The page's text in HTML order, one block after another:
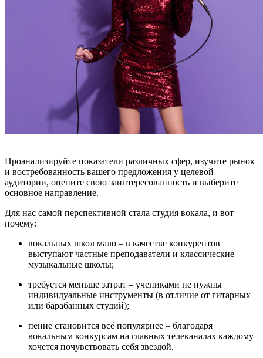
Проанализируйте показатели различных сфер, изучите рынок
и востребованность вашего предложения у целевой
аудитории, оцените свою заинтересованность и выберите
основное направление.
Для нас самой перспективной стала студия вокала, и вот
почему:
вокальных школ мало – в качестве конкурентов
выступают частные преподаватели и классические
музыкальные школы;
требуется меньше затрат – учениками не нужны
индивидуальные инструменты (в отличие от гитарных
или барабанных студий);
пение становится всё популярнее – благодаря
вокальным конкурсам на главных телеканалах каждому
хочется почувствовать себя звездой.